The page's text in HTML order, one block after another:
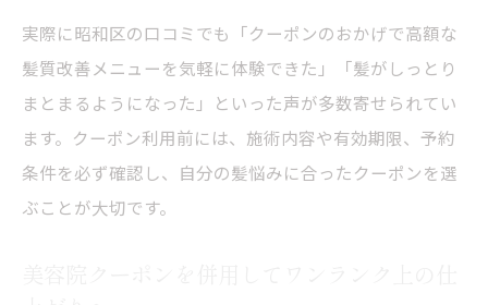
実際に昭和区の口コミでも「クーポンのおかげで高額な
髪質改善メニューを気軽に体験できた」「髪がしっとり
まとまるようになった」といった声が多数寄せられてい
ます。クーポン利用前には、施術内容や有効期限、予約
条件を必ず確認し、自分の髪悩みに合ったクーポンを選
ぶことが大切です。